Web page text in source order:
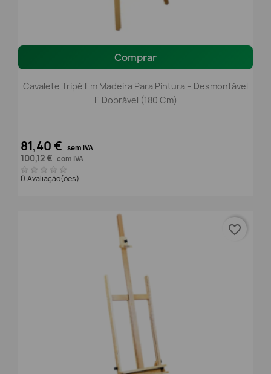
Comprar
Cavalete Tripé Em Madeira Para Pintura – Desmontável
E Dobrável (180 Cm)
81,40 € sem IVA
100,12 € com IVA
0 Avaliação(ões)
favorite_border